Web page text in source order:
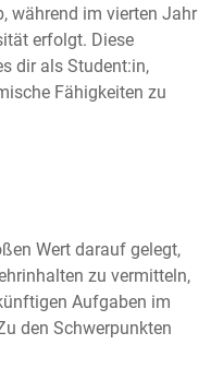
während im vierten Jahr
erfolgt. Diese
dir als Student:in,
Fähigkeiten zu
Wert darauf gelegt,
zu vermitteln,
Aufgaben im
den Schwerpunkten